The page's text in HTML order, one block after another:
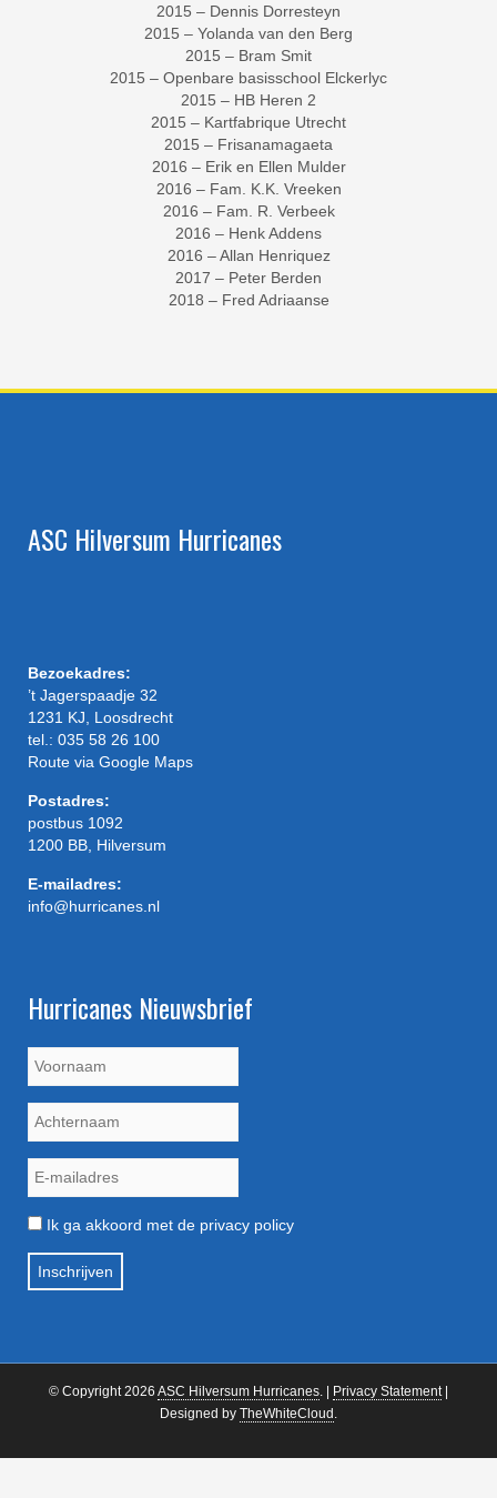
2015 – Dennis Dorresteyn
2015 – Yolanda van den Berg
2015 – Bram Smit
2015 – Openbare basisschool Elckerlyc
2015 – HB Heren 2
2015 – Kartfabrique Utrecht
2015 – Frisanamagaeta
2016 – Erik en Ellen Mulder
2016 – Fam. K.K. Vreeken
2016 – Fam. R. Verbeek
2016 – Henk Addens
2016 – Allan Henriquez
2017 – Peter Berden
2018 – Fred Adriaanse
ASC Hilversum Hurricanes
Bezoekadres:
’t Jagerspaadje 32
1231 KJ, Loosdrecht
tel.: 035 58 26 100
Route via Google Maps
Postadres:
postbus 1092
1200 BB, Hilversum
E-mailadres:
info@hurricanes.nl
Hurricanes Nieuwsbrief
Ik ga akkoord met de privacy policy
© Copyright 2026 ASC Hilversum Hurricanes . | Privacy Statement |
Designed by TheWhiteCloud